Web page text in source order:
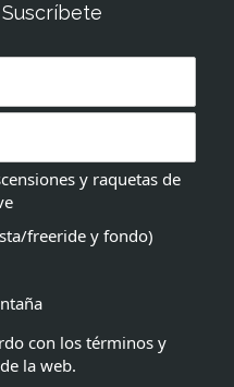
y raquetas de
freeride y fondo)
con los términos y
la web.